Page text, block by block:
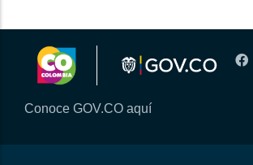
Conoce GOV.CO aquí